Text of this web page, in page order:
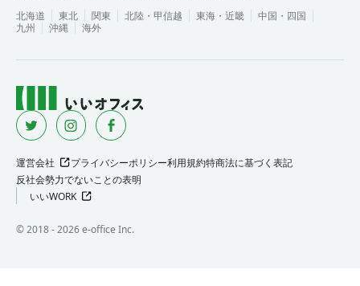
北海道
東北 関東 北陸・甲信越 東海・近畿
中国・四国
九州
沖縄 海外
運営会社 プライバシーポリシー利用規約特商法に基づく表記
反社会勢力でないことの表明
いいWORK
©︎ 2018 -2026e-office Inc.